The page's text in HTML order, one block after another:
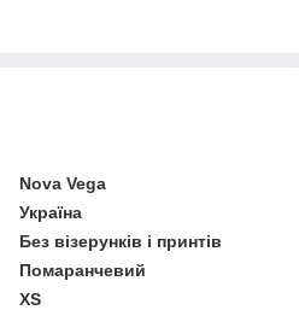
Nova Vega
Україна
Без візерунків і принтів
Помаранчевий
XS